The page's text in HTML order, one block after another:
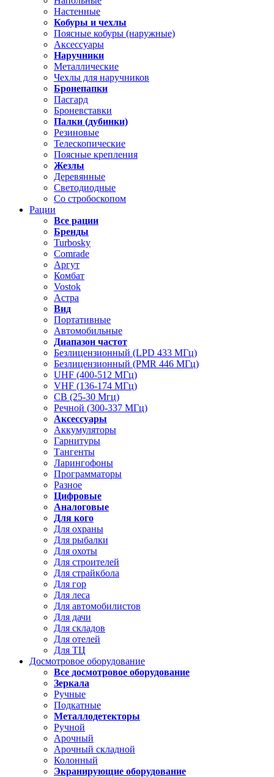
Настенные
Кобуры и чехлы
Поясные кобуры (наружные)
Аксессуары
Наручники
Металлические
Чехлы для наручников
Бронепапки
Пасгард
Броневставки
Палки (дубинки)
Резиновые
Телескопические
Поясные крепления
Жезлы
Деревянные
Светодиодные
Со стробоскопом
Рации
Все рации
Бренды
Turbosky
Comrade
Аргут
Комбат
Vostok
Астра
Вид
Портативные
Автомобильные
Диапазон частот
Безлицензионный (LPD 433 МГц)
Безлицензионный (PMR 446 МГц)
UHF (400-512 МГц)
VHF (136-174 МГц)
CB (25-30 Мгц)
Речной (300-337 МГц)
Аксессуары
Аккумуляторы
Гарнитуры
Тангенты
Ларингофоны
Программаторы
Разное
Цифровые
Аналоговые
Для кого
Для охраны
Для рыбалки
Для охоты
Для строителей
Для страйкбола
Для гор
Для леса
Для автомобилистов
Для дачи
Для складов
Для отелей
Для ТЦ
Досмотровое оборудование
Все досмотровое оборудование
Зеркала
Ручные
Подкатные
Металлодетекторы
Ручной
Арочный
Арочный складной
Колонный
Экранирующие оборудование